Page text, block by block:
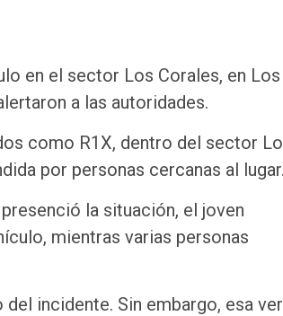
en el sector Los Corales, en Los
a las autoridades.
como R1X, dentro del sector
por personas cercanas al
la situación, el joven
mientras varias personas
incidente. Sin embargo, esa